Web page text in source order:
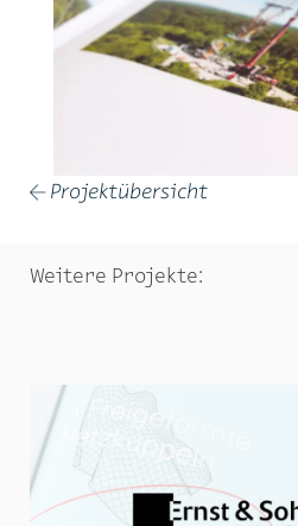
← Projektübersicht
Weitere Projekte: